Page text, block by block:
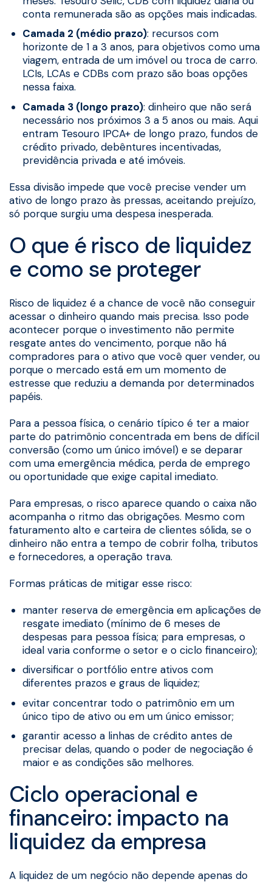
conta remunerada são as opções mais indicadas.
Camada 2 (médio prazo): recursos com
horizonte de 1 a 3 anos, para objetivos como uma
viagem, entrada de um imóvel ou troca de carro.
LCIs, LCAs e CDBs com prazo são boas opções
nessa faixa.
Camada 3 (longo prazo): dinheiro que não será
necessário nos próximos 3 a 5 anos ou mais. Aqui
entram Tesouro IPCA+ de longo prazo, fundos de
crédito privado, debêntures incentivadas,
previdência privada e até imóveis.
Essa divisão impede que você precise vender um
ativo de longo prazo às pressas, aceitando prejuízo,
só porque surgiu uma despesa inesperada.
O que é risco de liquidez
e como se proteger
Risco de liquidez é a chance de você não conseguir
acessar o dinheiro quando mais precisa. Isso pode
acontecer porque o investimento não permite
resgate antes do vencimento, porque não há
compradores para o ativo que você quer vender, ou
porque o mercado está em um momento de
estresse que reduziu a demanda por determinados
papéis.
Para a pessoa física, o cenário típico é ter a maior
parte do patrimônio concentrada em bens de difícil
conversão (como um único imóvel) e se deparar
com uma emergência médica, perda de emprego
ou oportunidade que exige capital imediato.
Para empresas, o risco aparece quando o caixa não
acompanha o ritmo das obrigações. Mesmo com
faturamento alto e carteira de clientes sólida, se o
dinheiro não entra a tempo de cobrir folha, tributos
e fornecedores, a operação trava.
Formas práticas de mitigar esse risco:
manter reserva de emergência em aplicações de
resgate imediato (mínimo de 6 meses de
despesas para pessoa física; para empresas, o
ideal varia conforme o setor e o ciclo financeiro);
diversificar o portfólio entre ativos com
diferentes prazos e graus de liquidez;
evitar concentrar todo o patrimônio em um
único tipo de ativo ou em um único emissor;
garantir acesso a linhas de crédito antes de
precisar delas, quando o poder de negociação é
maior e as condições são melhores.
Ciclo operacional e
financeiro: impacto na
liquidez da empresa
A liquidez de um negócio não depende apenas do